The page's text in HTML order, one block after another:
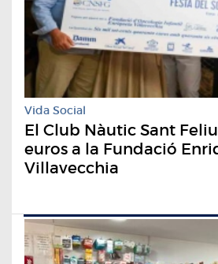
Vida Social
El Club Nàutic Sant
euros a la Fundació
Villavecchia